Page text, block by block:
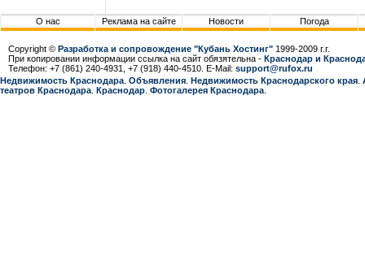
О нас Реклама на сайте Новости Погода
Copyright © Разработка и сопровождение "Кубань Хостинг" 1999-2009 г.г.
При копировании информации ссылка на сайт обязятельна - Краснодар и
Телефон: +7 (861) 240-4931, +7 (918) 440-4510. E-Mail: support@rufox.ru
Недвижимость Краснодара Объявления Недвижимость Краснодарcкого края
театров Краснодара Краснодар Фотогалерея Краснодара